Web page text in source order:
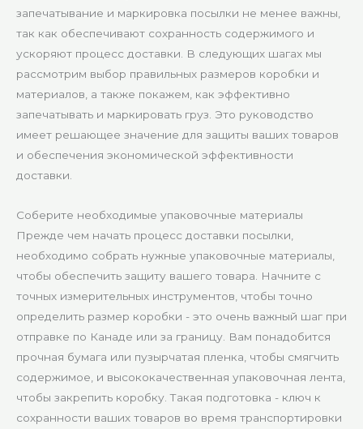
запечатывание и маркировка посылки не менее важны,
так как обеспечивают сохранность содержимого и
ускоряют процесс доставки. В следующих шагах мы
рассмотрим выбор правильных размеров коробки и
материалов, а также покажем, как эффективно
запечатывать и маркировать груз. Это руководство
имеет решающее значение для защиты ваших товаров
и обеспечения экономической эффективности
доставки.
Соберите необходимые упаковочные материалы
Прежде чем начать процесс доставки посылки,
необходимо собрать нужные упаковочные материалы,
чтобы обеспечить защиту вашего товара. Начните с
точных измерительных инструментов, чтобы точно
определить размер коробки - это очень важный шаг при
отправке по Канаде или за границу. Вам понадобится
прочная бумага или пузырчатая пленка, чтобы смягчить
содержимое, и высококачественная упаковочная лента,
чтобы закрепить коробку. Такая подготовка - ключ к
сохранности ваших товаров во время транспортировки